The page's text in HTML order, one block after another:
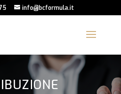
info@bcformula.it